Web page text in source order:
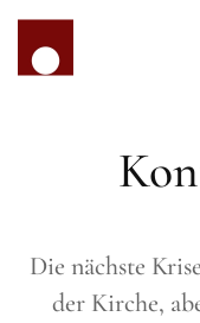
Zum Hauptinhalt
Die nächste
der Kirche,